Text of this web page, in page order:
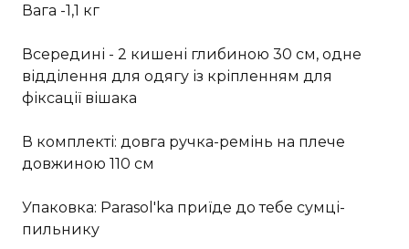
Вага -1,1 кг
Всередині - 2 кишені глибиною 30 см, одне
відділення для одягу із кріпленням для
фіксації вішака
В комплекті: довга ручка-ремінь на плече
довжиною 110 см
Упаковка: Parasol'ka приїде до тебе сумці-
пильнику